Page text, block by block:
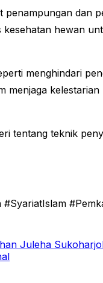
dan
hewan
menghindari
menjaga
tentang teknik
Juleha Sukoharjo